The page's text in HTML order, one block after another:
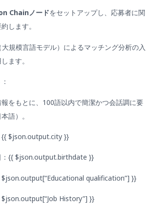
Chainノードをセットアップし、応募者に関
します。
規模言語モデル）によるマッチング分析の入
ます。
に、100語以内で簡潔かつ会話調に要
語）。
}}
}}
qualification”] }}
History”] }}